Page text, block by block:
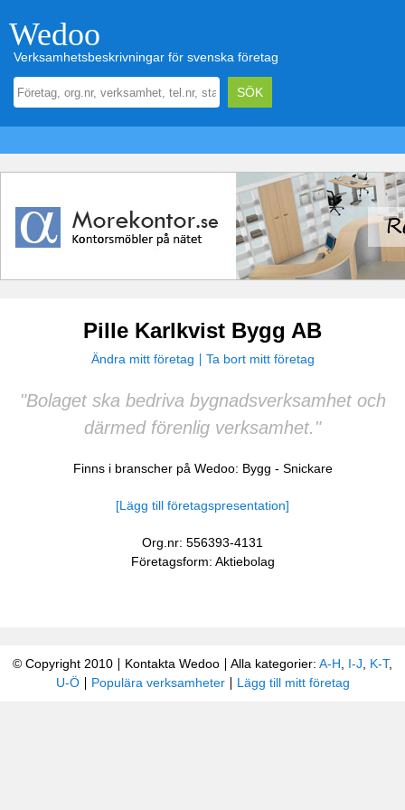
Wedoo
Verksamhetsbeskrivningar för svenska företag
Pille Karlkvist Bygg AB
Ändra mitt företag Ta bort mitt företag
"Bolaget ska bedriva bygnadsverksamhet och
därmed förenlig verksamhet."
Finns i branscher på Wedoo: Bygg - Snickare
[Lägg till företagspresentation]
Org.nr: 556393-4131
Företagsform: Aktiebolag
© Copyright 2010 Kontakta Wedoo Alla kategorier: A-H I-J K-T,
U-Ö
Populära verksamheter Lägg till mitt företag